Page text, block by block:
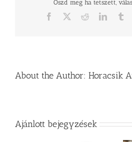
Oszd meg ha tetszett,
Facebook RedditLinkedIn
About the Author: Horacsik
Ajánlott bejegyzések